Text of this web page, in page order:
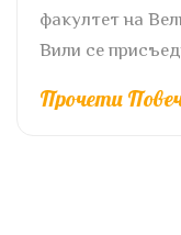
факултет на
Вили се
Прочети